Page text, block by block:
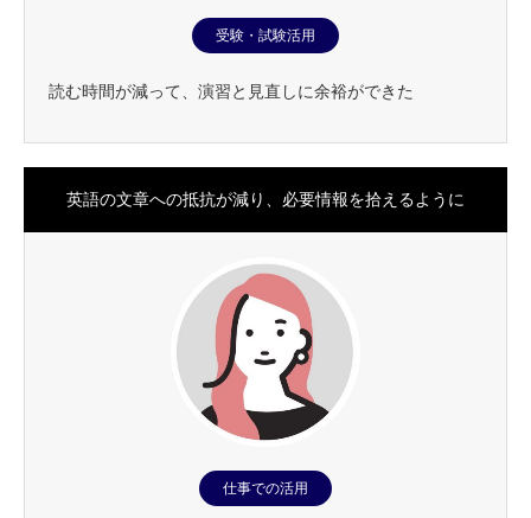
受験・試験活用
読む時間が減って、演習と見直しに余裕ができた
英語の文章への抵抗が減り、必要情報を拾えるように
仕事での活用